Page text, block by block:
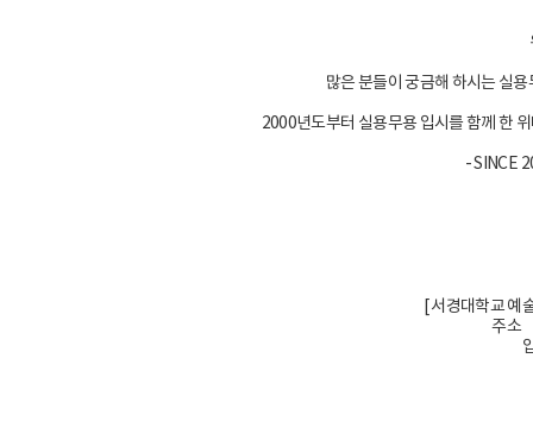
많은 분들이 궁금해 하시는 실
2000년도부터 실용무용 입시를 함께 한
- SINCE
[ 서경대학교
주소